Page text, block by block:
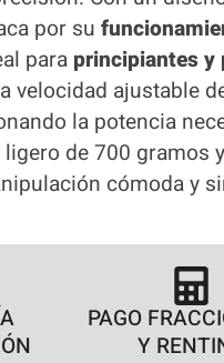
por su
para principiantes y
velocidad ajustable
la potencia
de 700 gramos
cómoda y
PAGO
Y